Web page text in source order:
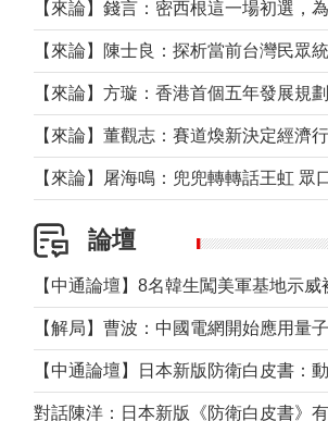
【來論】董觀志：賽道煥新決定經濟
論壇